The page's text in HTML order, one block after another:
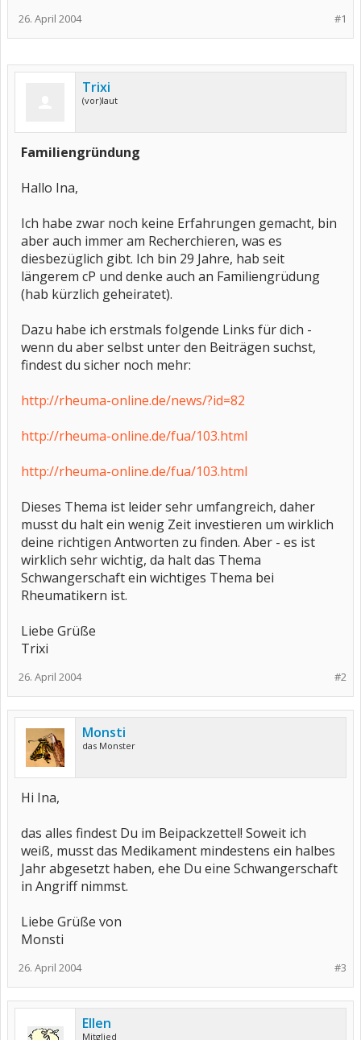
#1
26. April 2004
Trixi
(vor)laut
Familiengründung
Hallo Ina,
Ich habe zwar noch keine Erfahrungen gemacht, bin
aber auch immer am Recherchieren, was es
diesbezüglich gibt. Ich bin 29 Jahre, hab seit
längerem cP und denke auch an Familiengrüdung
(hab kürzlich geheiratet).
Dazu habe ich erstmals folgende Links für dich -
wenn du aber selbst unter den Beiträgen suchst,
findest du sicher noch mehr:
http://rheuma-online.de/news/?id=82
http://rheuma-online.de/fua/103.html
http://rheuma-online.de/fua/103.html
Dieses Thema ist leider sehr umfangreich, daher
musst du halt ein wenig Zeit investieren um wirklich
deine richtigen Antworten zu finden. Aber - es ist
wirklich sehr wichtig, da halt das Thema
Schwangerschaft ein wichtiges Thema bei
Rheumatikern ist.
Liebe Grüße
Trixi
#2
26. April 2004
Monsti
das Monster
Hi Ina,
das alles findest Du im Beipackzettel! Soweit ich
weiß, musst das Medikament mindestens ein halbes
Jahr abgesetzt haben, ehe Du eine Schwangerschaft
in Angriff nimmst.
Liebe Grüße von
Monsti
#3
26. April 2004
Ellen
Mitglied